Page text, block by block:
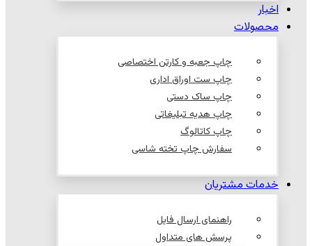
اخبار
محصولات
چاپ جعبه و کارتن اختصاصی
چاپ ست اوراق اداری
چاپ ساک دستی
چاپ هدیه تبلیغاتی
چاپ کاتالوگ
سفارش چاپ تخته شاسی
خدمات مشتریان
راهنمای ارسال فایل
پرسش های متداول